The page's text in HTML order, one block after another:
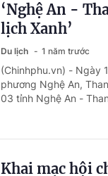
‘Nghệ An -
lịch Xanh’
Du lịch 1 năm trước
(Chinhphu.vn) - Ngày
phương Nghệ An,
03 tỉnh Nghệ An -
Khai mạc hội